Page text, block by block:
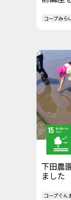
コープみら
下田農
ました
コープぐん